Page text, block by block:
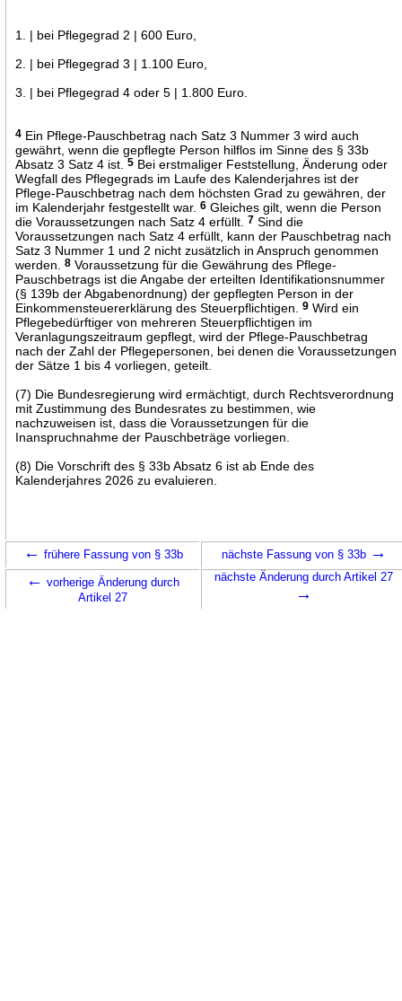
1. | bei Pflegegrad 2 | 600 Euro,
2. | bei Pflegegrad 3 | 1.100 Euro,
3. | bei Pflegegrad 4 oder 5 | 1.800 Euro.
4 Ein Pflege-Pauschbetrag nach Satz 3 Nummer 3 wird auch
gewährt, wenn die gepflegte Person hilflos im Sinne des § 33b
Absatz 3 Satz 4 ist.5 Bei erstmaliger Feststellung, Änderung oder
Wegfall des Pflegegrads im Laufe des Kalenderjahres ist der
Pflege-Pauschbetrag nach dem höchsten Grad zu gewähren, der
im Kalenderjahr festgestellt war.6 Gleiches gilt, wenn die Person
die Voraussetzungen nach Satz 4 erfüllt.7 Sind die
Voraussetzungen nach Satz 4 erfüllt, kann der Pauschbetrag nach
Satz 3 Nummer 1 und 2 nicht zusätzlich in Anspruch genommen
werden.8 Voraussetzung für die Gewährung des Pflege-
Pauschbetrags ist die Angabe der erteilten Identifikationsnummer
(§ 139b der Abgabenordnung) der gepflegten Person in der
Einkommensteuererklärung des Steuerpflichtigen.9 Wird ein
Pflegebedürftiger von mehreren Steuerpflichtigen im
Veranlagungszeitraum gepflegt, wird der Pflege-Pauschbetrag
nach der Zahl der Pflegepersonen, bei denen die Voraussetzungen
der Sätze 1 bis 4 vorliegen, geteilt.
(7) Die Bundesregierung wird ermächtigt, durch Rechtsverordnung
mit Zustimmung des Bundesrates zu bestimmen, wie
nachzuweisen ist, dass die Voraussetzungen für die
Inanspruchnahme der Pauschbeträge vorliegen.
(8) Die Vorschrift des § 33b Absatz 6 ist ab Ende des
Kalenderjahres 2026 zu evaluieren.
← frühere Fassung von § 33b nächste Fassung von § 33b →
← vorherige Änderung durch
Artikel 27
nächste Änderung durch Artikel 27
→